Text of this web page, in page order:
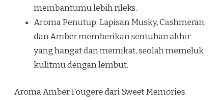
membantumu lebih rileks.
Aroma Penutup: Lapisan Musky, Cashmeran,
dan Amber memberikan sentuhan akhir
yang hangat dan memikat, seolah memeluk
kulitmu dengan lembut.
Aroma Amber Fougere dari Sweet Memories